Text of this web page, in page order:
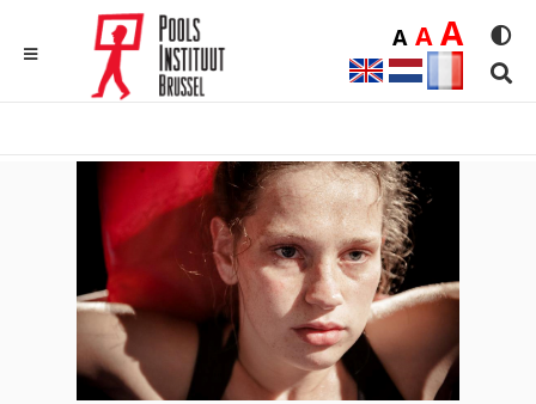
ADomyślna
AŚrednia
A